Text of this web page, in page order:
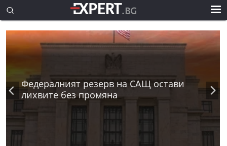
Федералният резерв на САЩ остави
лихвите без промяна